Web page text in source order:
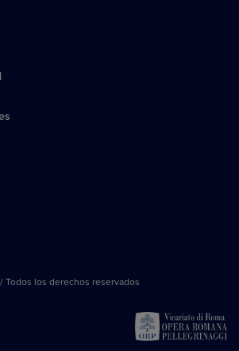
Todos los derechos reservados